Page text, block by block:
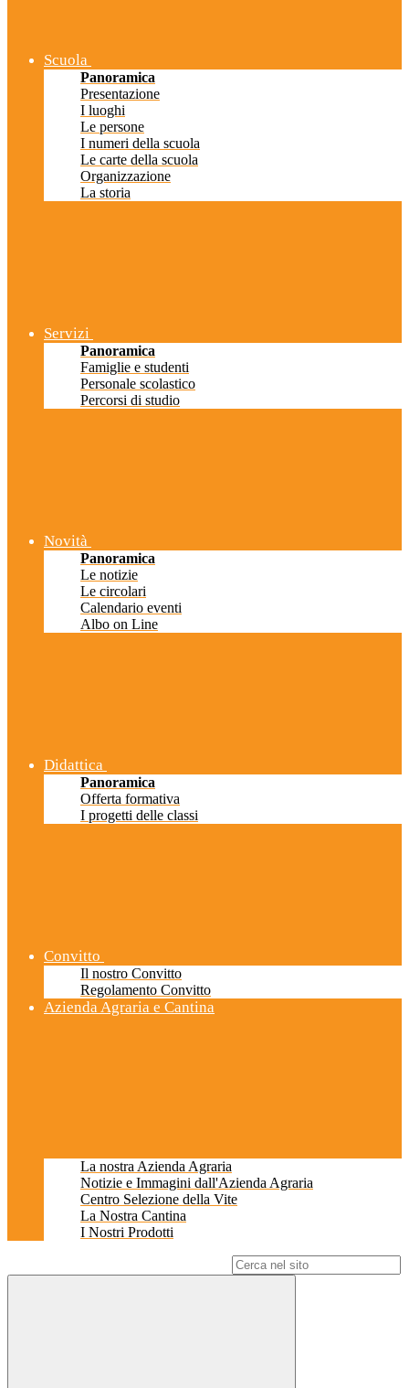
Scuola
Panoramica
Presentazione
I luoghi
Le persone
I numeri della scuola
Le carte della scuola
Organizzazione
La storia
Servizi
Panoramica
Famiglie e studenti
Personale scolastico
Percorsi di studio
Novità
Panoramica
Le notizie
Le circolari
Calendario eventi
Albo on Line
Didattica
Panoramica
Offerta formativa
I progetti delle classi
Convitto
Il nostro Convitto
Regolamento Convitto
Azienda Agraria e Cantina
La nostra Azienda Agraria
Notizie e Immagini dall'Azienda Agraria
Centro Selezione della Vite
La Nostra Cantina
I Nostri Prodotti